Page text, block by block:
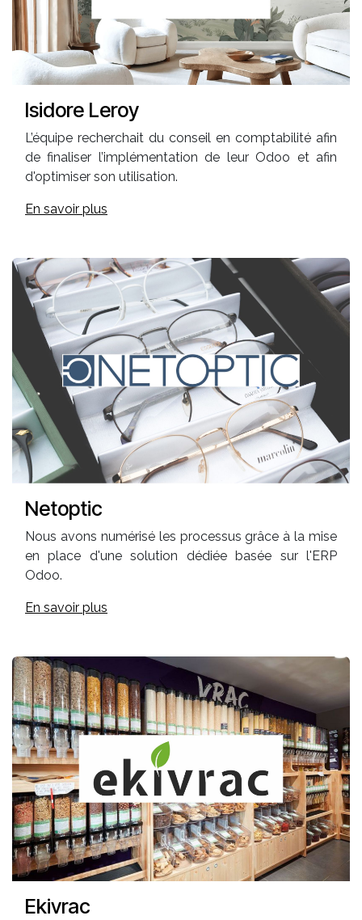
Isidore Leroy
L’équipe recherchait du conseil en comptabilité afin
de finaliser l’implémentation de leur Odoo et afin
d'optimiser son utilisation.
En savoir plus
Netoptic
Nous avons numérisé les processus grâce à la mise
en place d'une solution dédiée basée sur l'ERP
Odoo.
En savoir plus
Ekivrac